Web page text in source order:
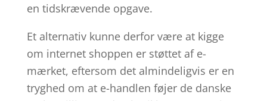
en tidskrævende opgave.
Et alternativ kunne derfor være at kigge
om internet shoppen er støttet af e-
mærket, eftersom det almindeligvis er en
tryghed om at e-handlen føjer de danske